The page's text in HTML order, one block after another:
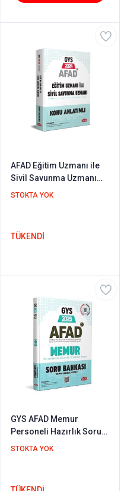
AFAD Eğitim Uzmanı ile
Sivil Savunma Uzmanı
GYS Konu Anlatımlı
STOKTA YOK
TÜKENDİ
GYS AFAD Memur
Personeli Hazırlık Soru
Bankası Data Yayınları
STOKTA YOK